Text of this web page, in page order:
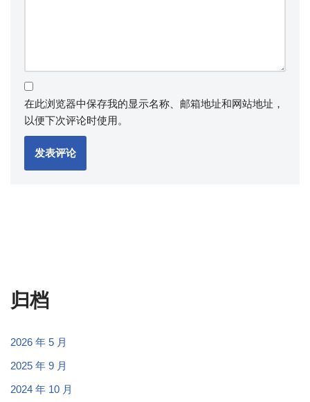
在此浏览器中保存我的显示名称、邮箱地址和网站地址，
以便下次评论时使用。
归档
2026 年 5 月
2025 年 9 月
2024 年 10 月